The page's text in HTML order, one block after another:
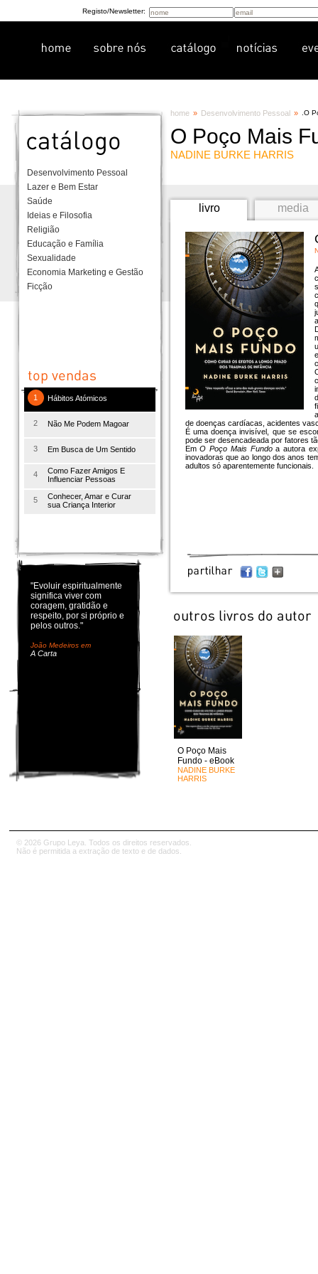
Registo/Newsletter:
Desenvolvimento Pessoal
Lazer e Bem Estar
Saúde
Ideias e Filosofia
Religião
Educação e Família
Sexualidade
Economia Marketing e Gestão
Ficção
1 Hábitos Atómicos
2 Não Me Podem Magoar
3 Em Busca de Um Sentido
4
Como Fazer Amigos E
Influenciar Pessoas
5
Conhecer, Amar e Curar
sua Criança Interior
"Evoluir espiritualmente
significa viver com
coragem, gratidão e
respeito, por si próprio e
pelos outros."
João Medeiros em
A Carta
home » Desenvolvimento Pessoal » O
O Poço Mais
NADINE BURKE HARRIS
livro media
de doenças cardíacas, acidentes
É uma doença invisível, que se
pode ser desencadeada por fatores
EmO Poço Mais Fundoa autora
inovadoras que ao longo dos anos
adultos só aparentemente funcionais.
O Poço Mais
Fundo - eBook
NADINE BURKE
HARRIS
© 2026 Grupo Leya. Todos os direitos reservados.
Não é permitida a extração de texto e de dados.